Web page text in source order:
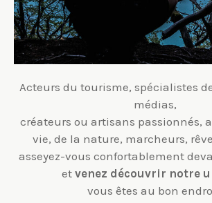
Acteurs du tourisme, spécialistes
médias,
créateurs ou artisans passionnés,
vie, de la nature, marcheurs,
asseyez-vous confortablement
et venez découvrir notre
vous êtes au bon